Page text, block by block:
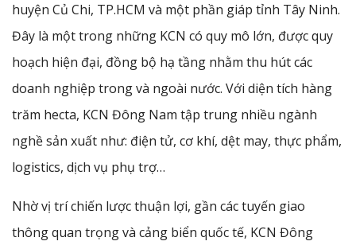
huyện Củ Chi, TP.HCM và một phần giáp tỉnh Tây Ninh.
Đây là một trong những KCN có quy mô lớn, được quy
hoạch hiện đại, đồng bộ hạ tầng nhằm thu hút các
doanh nghiệp trong và ngoài nước. Với diện tích hàng
trăm hecta, KCN Đông Nam tập trung nhiều ngành
nghề sản xuất như: điện tử, cơ khí, dệt may, thực phẩm,
logistics, dịch vụ phụ trợ…
Nhờ vị trí chiến lược thuận lợi, gần các tuyến giao
thông quan trọng và cảng biển quốc tế, KCN Đông